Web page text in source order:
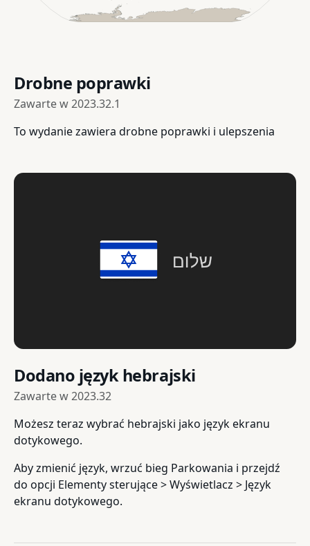
Drobne poprawki
Zawarte w2023.32.1
To wydanie zawiera drobne poprawki i ulepszenia
Dodano język hebrajski
Zawarte w2023.32
Możesz teraz wybrać hebrajski jako język ekranu
dotykowego.
Aby zmienić język, wrzuć bieg Parkowania i przejdź
do opcji Elementy sterujące > Wyświetlacz > Język
ekranu dotykowego.